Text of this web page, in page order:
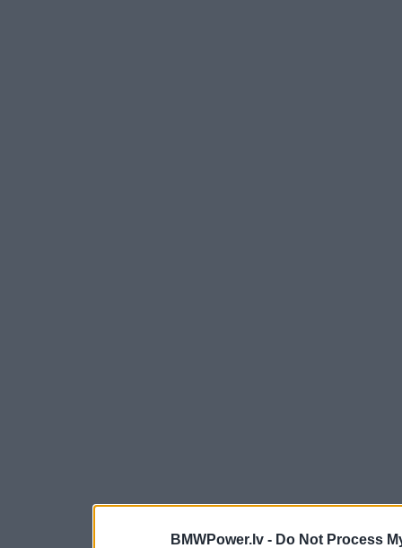
BMWPower.lv - Do Not Process